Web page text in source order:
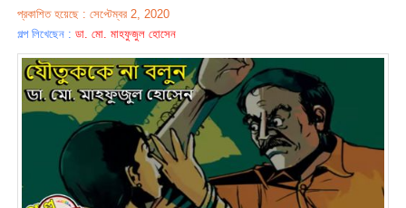
প্রকাশিত হয়েছে : সেপ্টেম্বর 2, 2020
গল্প লিখেছেন :ডা. মো. মাহফুজুল হোসেন